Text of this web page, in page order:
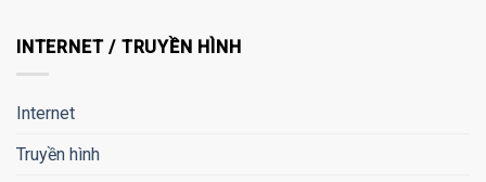
INTERNET / TRUYỀN HÌNH
Internet
Truyền hình